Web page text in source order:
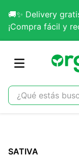
🚚✨ Delivery
¡Compra fácil y
¿Qué estás
2.
citrato
SATIVA